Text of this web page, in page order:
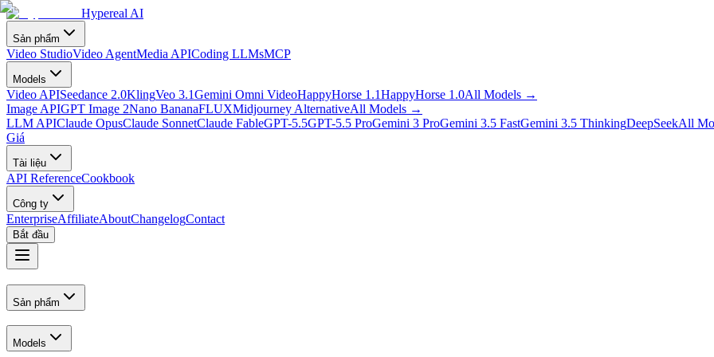
Hypereal AI
Sản phẩm
Video StudioVideo AgentMedia APICoding LLMsMCP
Models
Video APISeedance 2.0KlingVeo 3.1Gemini Omni VideoHappyHorse 1.1HappyHorse 1.0All Models →
Image APIGPT Image 2Nano BananaFLUXMidjourney AlternativeAll Models →
LLM APIClaude OpusClaude SonnetClaude FableGPT-5.5GPT-5.5 ProGemini 3 ProGemini 3.5 FastGemini 3.5 ThinkingDeepSeekAll
Giá
Tài liệu
API ReferenceCookbook
Công ty
EnterpriseAffiliateAboutChangelogContact
Bắt đầu
Sản phẩm
Models